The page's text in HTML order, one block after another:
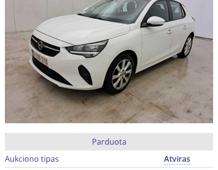
Parduota
Aukciono tipas
Atviras